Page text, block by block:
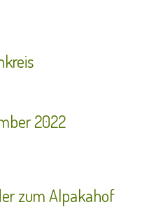
2022
zum Alpakahof